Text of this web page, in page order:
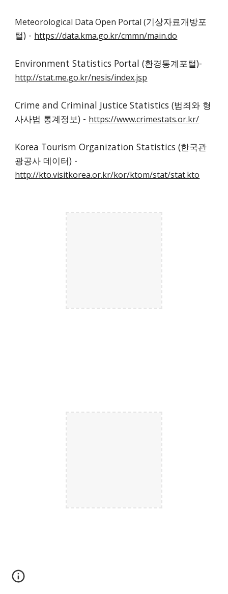
Meteorological Data Open Portal (기상자료개방포
털) - https://data.kma.go.kr/cmmn/main.do
http://stat.me.go.kr/nesis/index.jsp
Crime and Criminal Justice Statistics (범죄와 형
사사법 통계정보) - https://www.crimestats.or.kr/
Korea Tourism Organization Statistics (한국관
http://kto.visitkorea.or.kr/kor/ktom/stat/stat.kto